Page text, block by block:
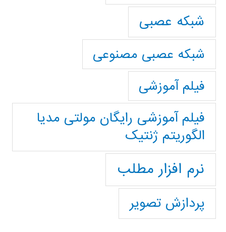
شبکه عصبی
شبکه عصبی مصنوعی
فیلم آموزشی
فیلم آموزشی رایگان مولتی مدیا
الگوریتم ژنتیک
نرم افزار مطلب
پردازش تصویر